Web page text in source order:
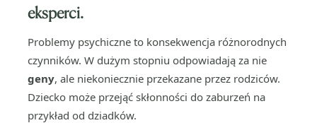
eksperci.
Problemy psychiczne to konsekwencja różnorodnych
czynników. W dużym stopniu odpowiadają za nie
geny, ale niekoniecznie przekazane przez rodziców.
Dziecko może przejąć skłonności do zaburzeń na
przykład od dziadków.